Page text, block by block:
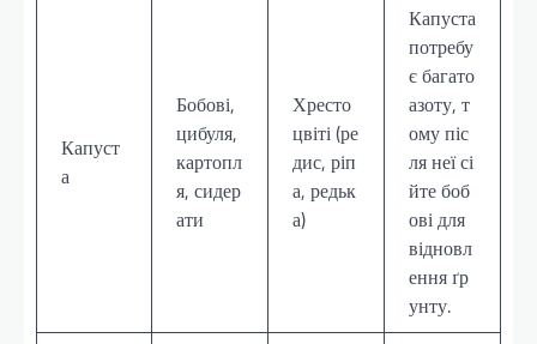
Капуст
а
Бобові,
цибуля,
картопл
я, сидер
ати
Хресто
цвіті (ре
дис, ріп
а, редьк
а)
Капуста
потребу
є багато
азоту, т
ому піс
ля неї сі
йте боб
ові для
відновл
ення ґр
унту.